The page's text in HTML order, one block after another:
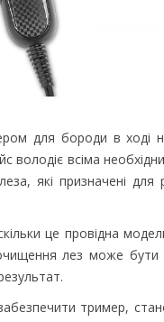
для бороди в ході
володіє всіма
які призначені
це провідна
лез може
тример,